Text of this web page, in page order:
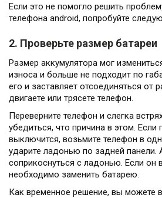
Если это не помогло решить
телефона android, попробуйте
2. Проверьте размер батареи
Размер аккумулятора мог
износа и больше не подходит по
его и заставляет отсоединяться от
двигаете или трясете телефон.
Переверните телефон и слегка
убедиться, что причина в этом. Если
выключится, возьмите телефон в
ударите ладонью по задней панели.
соприкоснуться с ладонью. Если он
необходимо заменить батарею.
Как временное решение, вы можете